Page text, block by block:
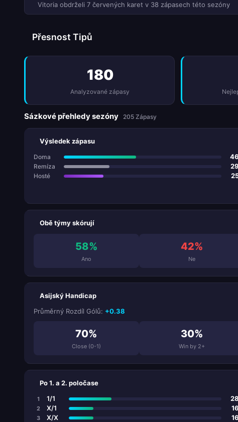
Vitoria obdrželi 7 červených karet v 38 zápasech této sezóny
Přesnost Tipů
180
Analyzované zápasy
Sázkové přehledy sezóny 205 Zápasy
Výsledek zápasu
Doma
Remíza
Hosté
Obě týmy skórují
58%
Ano
42%
Ne
Asijský Handicap
Průměrný Rozdíl Gólů: +0.38
70%
Close (0-1)
30%
Win by 2+
Po 1. a 2. poločase
1 1/1
2 X/1
3 X/X